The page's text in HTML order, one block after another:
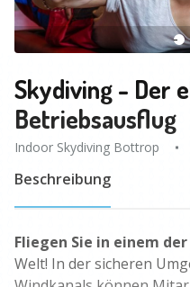
Skydiving - Der
Betriebsausflug
Indoor Skydiving Bottrop
Beschreibung
Fliegen Sie in einem
Welt! In der sicheren